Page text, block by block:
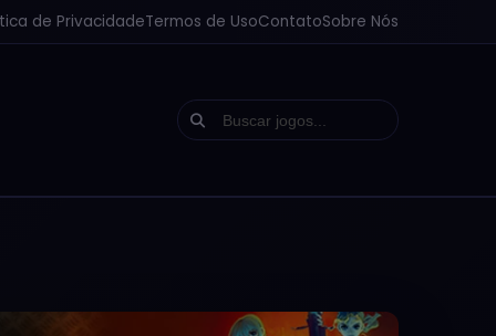
de PrivacidadeTermos de UsoContatoSobre Nós